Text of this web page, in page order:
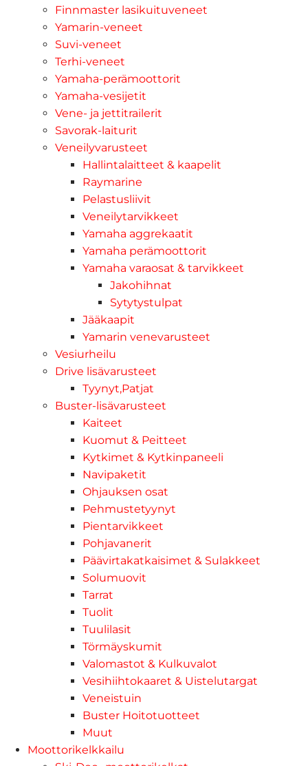
Finnmaster lasikuituveneet
Yamarin-veneet
Suvi-veneet
Terhi-veneet
Yamaha-perämoottorit
Yamaha-vesijetit
Vene- ja jettitrailerit
Savorak-laiturit
Veneilyvarusteet
Hallintalaitteet & kaapelit
Raymarine
Pelastusliivit
Veneilytarvikkeet
Yamaha aggrekaatit
Yamaha perämoottorit
Yamaha varaosat & tarvikkeet
Jakohihnat
Sytytystulpat
Jääkaapit
Yamarin venevarusteet
Vesiurheilu
Drive lisävarusteet
Tyynyt,Patjat
Buster-lisävarusteet
Kaiteet
Kuomut & Peitteet
Kytkimet & Kytkinpaneeli
Navipaketit
Ohjauksen osat
Pehmustetyynyt
Pientarvikkeet
Pohjavanerit
Päävirtakatkaisimet & Sulakkeet
Solumuovit
Tarrat
Tuolit
Tuulilasit
Törmäyskumit
Valomastot & Kulkuvalot
Vesihiihtokaaret & Uistelutargat
Veneistuin
Buster Hoitotuotteet
Muut
Moottorikelkkailu